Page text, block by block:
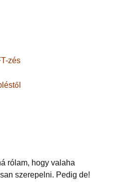
zés
rólam, hogy valaha
szerepelni. Pedig de!